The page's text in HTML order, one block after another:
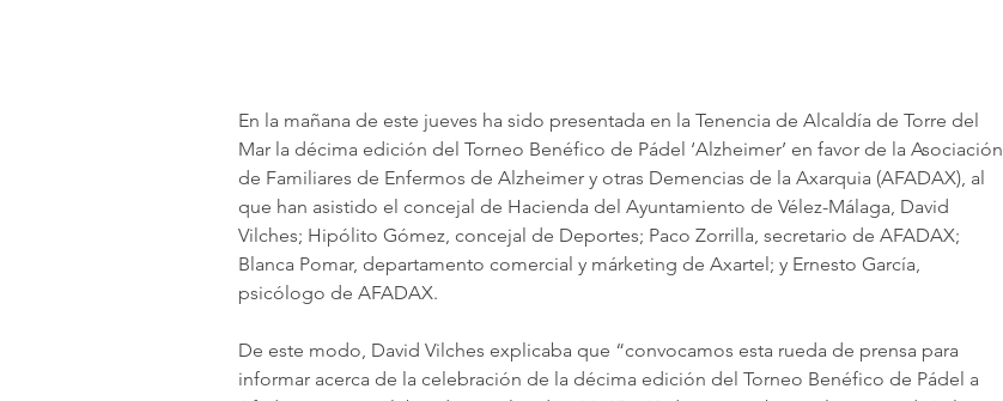
En la mañana de este jueves ha sido presentada en la Tenencia de Alcaldía de Torre del
Mar la décima edición del Torneo Benéfico de Pádel ‘Alzheimer’ en favor de la Asociación
de Familiares de Enfermos de Alzheimer y otras Demencias de la Axarquia (AFADAX), al
que han asistido el concejal de Hacienda del Ayuntamiento de Vélez-Málaga, David
Vilches; Hipólito Gómez, concejal de Deportes; Paco Zorrilla, secretario de AFADAX;
Blanca Pomar, departamento comercial y márketing de Axartel; y Ernesto García,
psicólogo de AFADAX.
De este modo, David Vilches explicaba que “convocamos esta rueda de prensa para
informar acerca de la celebración de la décima edición del Torneo Benéfico de Pádel a